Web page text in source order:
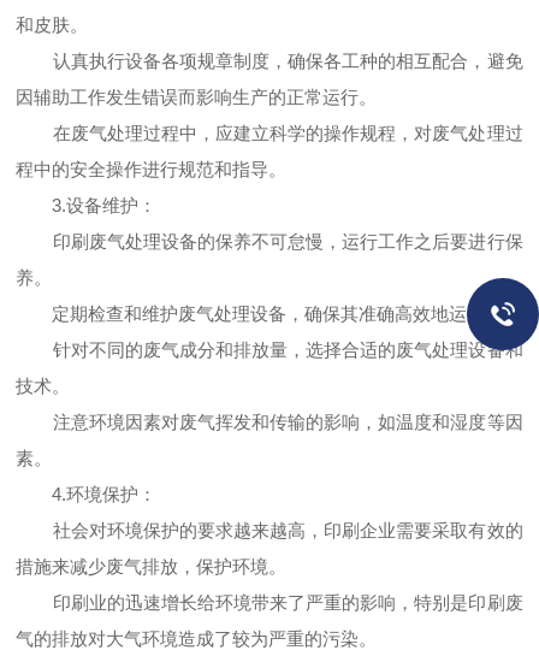
和皮肤。
认真执行设备各项规章制度，确保各工种的相互配合，避免
因辅助工作发生错误而影响生产的正常运行。
在废气处理过程中，应建立科学的操作规程，对废气处理过
程中的安全操作进行规范和指导。
3.设备维护：
印刷废气处理设备的保养不可怠慢，运行工作之后要进行保
养。
定期检查和维护废气处理设备，确保其准确高效地运行。
针对不同的废气成分和排放量，选择合适的废气处理设备和
技术。
注意环境因素对废气挥发和传输的影响，如温度和湿度等因
素。
4.环境保护：
社会对环境保护的要求越来越高，印刷企业需要采取有效的
措施来减少废气排放，保护环境。
印刷业的迅速增长给环境带来了严重的影响，特别是印刷废
气的排放对大气环境造成了较为严重的污染。